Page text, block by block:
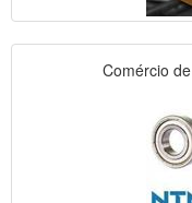
Comércio